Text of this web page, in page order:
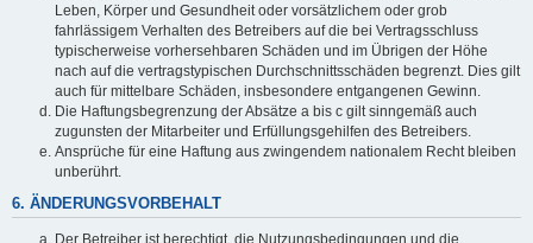
Leben, Körper und Gesundheit oder vorsätzlichem oder grob
fahrlässigem Verhalten des Betreibers auf die bei Vertragsschluss
typischerweise vorhersehbaren Schäden und im Übrigen der Höhe
nach auf die vertragstypischen Durchschnittsschäden begrenzt. Dies gilt
auch für mittelbare Schäden, insbesondere entgangenen Gewinn.
Die Haftungsbegrenzung der Absätze a bis c gilt sinngemäß auch
zugunsten der Mitarbeiter und Erfüllungsgehilfen des Betreibers.
Ansprüche für eine Haftung aus zwingendem nationalem Recht bleiben
unberührt.
6. ÄNDERUNGSVORBEHALT
Der Betreiber ist berechtigt, die Nutzungsbedingungen und die